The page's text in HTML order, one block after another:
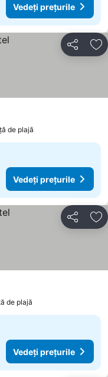
Vedeți prețurile
Distribuiți
de plajă
Vedeți prețurile
Distribuiți
de plajă
Vedeți prețurile